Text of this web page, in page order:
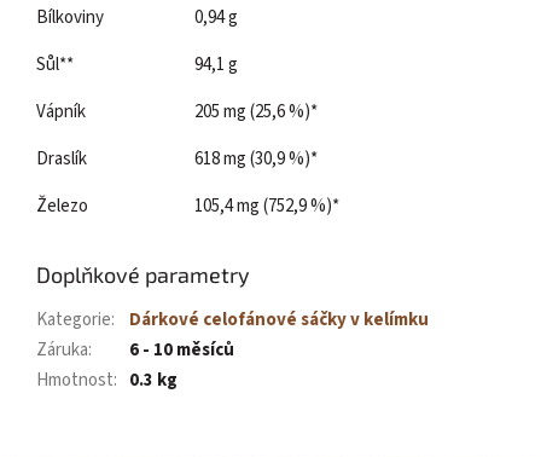
Bílkoviny
0,94 g
Sůl**
94,1 g
Vápník
205 mg (25,6 %)*
Draslík
618 mg (30,9 %)*
Železo
105,4 mg (752,9 %)*
Doplňkové parametry
Kategorie:
Dárkové celofánové sáčky v kelímku
Záruka:
6 - 10 měsíců
Hmotnost: 0.3 kg